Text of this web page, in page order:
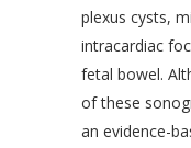
plexus cysts,
intracardiac
fetal bowel.
of these
an evidence-